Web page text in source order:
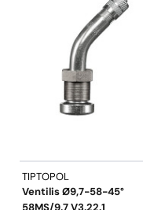
TIPTOPOL
Ventilis Ø9,7-58-45°
58MS/9.7 V3.22.1